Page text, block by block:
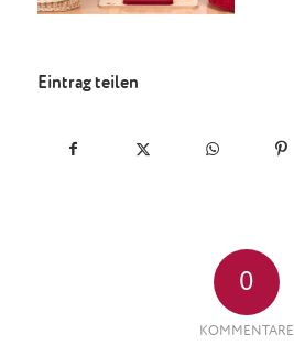
Eintrag teilen
0
KOMMENTARE